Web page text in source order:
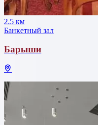
2.5 км
Банкетный зал
Барыши